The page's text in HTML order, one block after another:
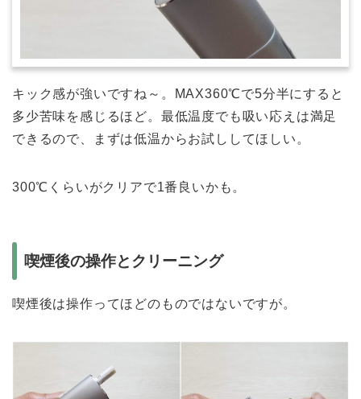
キック感が強いですね～。MAX360℃で5分半にすると
多少苦味を感じるほど。最低温度でも吸い応えは満足
できるので、まずは低温からお試ししてほしい。
300℃くらいがクリアで1番良いかも。
喫煙後の操作とクリーニング
喫煙後は操作ってほどのものではないですが。